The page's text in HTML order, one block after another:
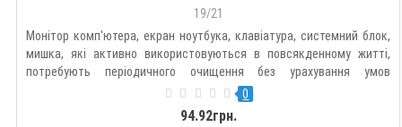
19/21
Монітор комп'ютера, екран ноутбука, клавіатура, системний блок,
мишка, які активно використовуються в повсякденному житті,
потребують періодичного очищення без урахування умов
експлуатації.PATRON F3-028 - це високоякісні вологі серветки від
виробника Patron для очищення комп'ютерів, телефонів, клаві..
0
94.92грн.